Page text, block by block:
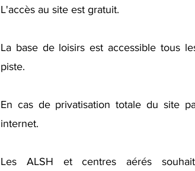
L'accès au site est gratuit.
La base de loisirs est accessible tous
piste.
En cas de privatisation totale du site
internet.
Les ALSH et centres aérés